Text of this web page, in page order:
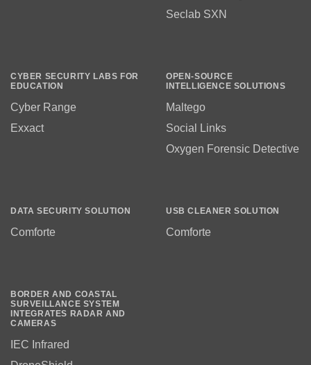
Seclab SXN
CYBER SECURITY LABS FOR
EDUCATION
Cyber Range
Exxact
OPEN-SOURCE
INTELLIGENCE SOLUTIONS
Maltego
Social Links
Oxygen Forensic Detective
DATA SECURITY SOLUTION
Comforte
USB CLEANER SOLUTION
Comforte
BORDER AND COASTAL
SURVEILLANCE SYSTEM
INTEGRATES RADAR AND
CAMERAS
IEC Infrared